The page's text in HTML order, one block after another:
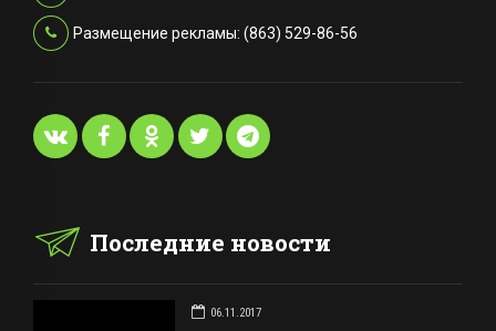
Размещение рекламы: (863) 529-86-56
Последние новости
06.11.2017